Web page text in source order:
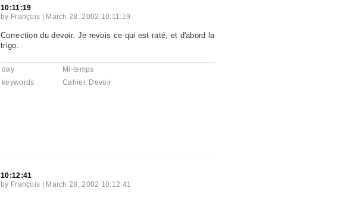
10:11:19
by François March 28, 2002 10:11:19
Correction du devoir. Je revois ce qui est raté, et d'abord la
trigo.
day
Mi-temps
keywords
Cahier, Devoir
10:12:41
by François March 28, 2002 10:12:41